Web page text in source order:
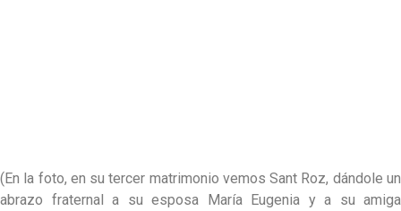
(En la foto, en su tercer matrimonio vemos Sant Roz, dándole un
abrazo fraternal a su esposa María Eugenia y a su amiga